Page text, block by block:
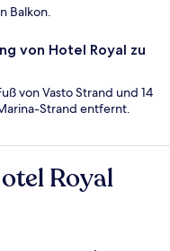
Balkon.
von Hotel Royal zu
von Vasto Strand und 14
Strand entfernt.
Royal